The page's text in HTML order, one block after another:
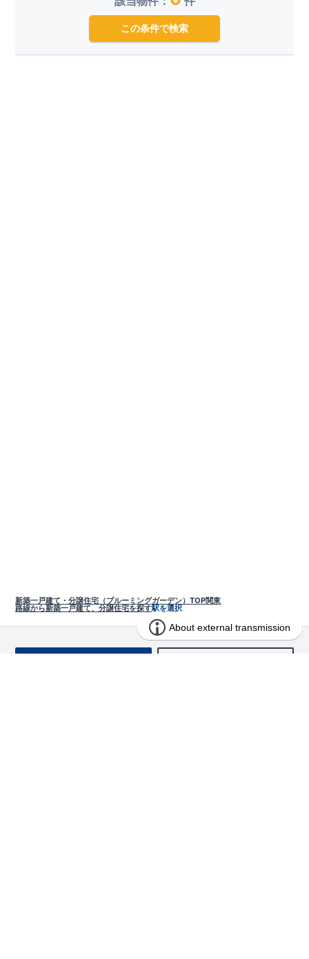
この条件で検索
新築一戸建て・分譲住宅（ブルーミングガーデン）TOP関東
路線から新築一戸建て、分譲住宅を探す駅を選択